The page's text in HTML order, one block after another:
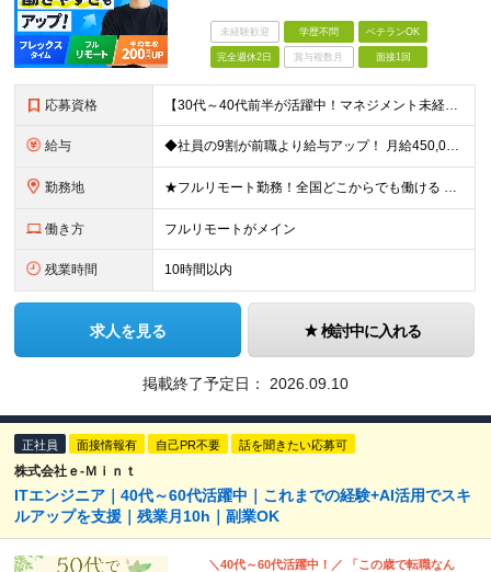
未経験歓迎 学歴不問 ベテランOK
完全週休2日 賞与複数月 面接1回
応募資格 【30代～40代前半が活躍中！マネジメント未経験歓迎】 ●エンジニアとしての実務経験を3年以上お持ちの方 （開発言語や担当フェーズは不問） ●学歴不問 ★「PLやPMにステップアップしたい」 「後輩
給与 ◆社員の9割が前職より給与アップ！ 月給450,000円～531,500円+賞与＋インセンティブ ※経験・スキルを考慮の上、優遇いたします ※残業代につきましては、面接時にご説明させていただきます
勤務地 ★フルリモート勤務！全国どこからでも働ける ＼一人にならない！帰属意識を感じながら働ける／ リモートでもメンバー間のやり取りをスムーズに行えるように、 当社ではLINEグループを導入。活発なコミュニ
働き方 フルリモートがメイン
残業時間 10時間以内
求人を見る 検討中に入れる
掲載終了予定日： 2026.09.10
正社員 面接情報有 自己PR不要 話を聞きたい応募可
株式会社ｅ‐Ｍｉｎｔ
ITエンジニア｜40代～60代活躍中｜これまでの経験+AI活用でスキ
ルアップを支援｜残業月10h｜副業OK
＼40代～60代活躍中！／ 「この歳で転職なん